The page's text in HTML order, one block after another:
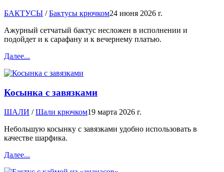
БАКТУСЫ /Бактусы крючком24 июня 2026 г.
Ажурный сетчатый бактус несложен в исполнении и
подойдет и к сарафану и к вечернему платью.
Далее...
Косынка с завязками
ШАЛИ /Шали крючком19 марта 2026 г.
Небольшую косынку с завязками удобно использовать в
качестве шарфика.
Далее...